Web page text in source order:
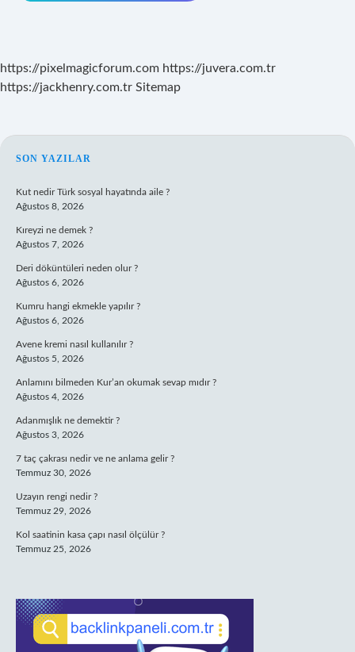
https://pixelmagicforum.com https://juvera.com.tr
https://jackhenry.com.tr Sitemap
SIDEBAR
SON YAZILAR
Kut nedir Türk sosyal hayatında aile ?
Ağustos 8, 2026
Kıreyzi ne demek ?
Ağustos 7, 2026
Deri döküntüleri neden olur ?
Ağustos 6, 2026
Kumru hangi ekmekle yapılır ?
Ağustos 6, 2026
Avene kremi nasıl kullanılır ?
Ağustos 5, 2026
Anlamını bilmeden Kur’an okumak sevap mıdır ?
Ağustos 4, 2026
Adanmışlık ne demektir ?
Ağustos 3, 2026
7 taç çakrası nedir ve ne anlama gelir ?
Temmuz 30, 2026
Uzayın rengi nedir ?
Temmuz 29, 2026
Kol saatinin kasa çapı nasıl ölçülür ?
Temmuz 25, 2026